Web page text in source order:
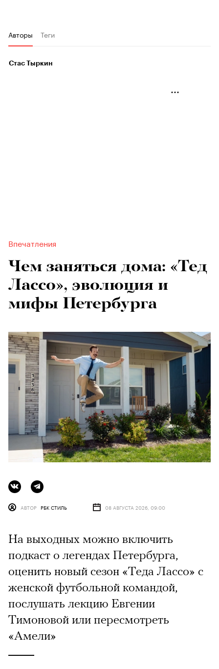
Авторы Теги
Стас Тыркин
Впечатления
Чем заняться дома: «Тед
Лассо», эволюция и
мифы Петербурга
АВТОР РБК СТИЛЬ 08 АВГУСТА 2026, 09:00
На выходных можно включить
подкаст о легендах Петербурга,
оценить новый сезон «Теда Лассо» с
женской футбольной командой,
послушать лекцию Евгении
Тимоновой или пересмотреть
«Амели»